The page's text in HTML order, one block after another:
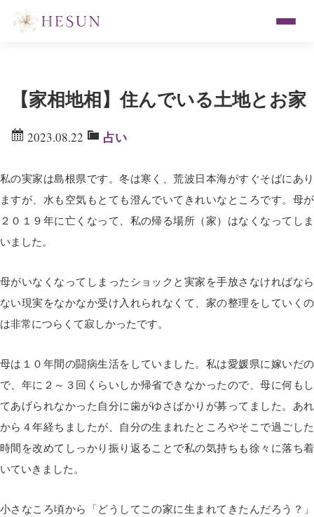
【家相地相】住んでいる土地とお家
2023.08.22 占い
私の実家は島根県です。冬は寒く、荒波日本海がすぐそばにあり
ますが、水も空気もとても澄んでいてきれいなところです。母が
２０１９年に亡くなって、私の帰る場所（家）はなくなってしま
いました。
母がいなくなってしまったショックと実家を手放さなければなら
ない現実をなかなか受け入れられなくて、家の整理をしていくの
は非常につらくて寂しかったです。
母は１０年間の闘病生活をしていました。私は愛媛県に嫁いだの
で、年に２～３回くらいしか帰省できなかったので、母に何もし
てあげられなかった自分に歯がゆさばかりが募ってました。あれ
から４年経ちましたが、自分の生まれたところやそこで過ごした
時間を改めてしっかり振り返ることで私の気持ちも徐々に落ち着
いていきました。
小さなころ頃から「どうしてこの家に生まれてきたんだろう？」